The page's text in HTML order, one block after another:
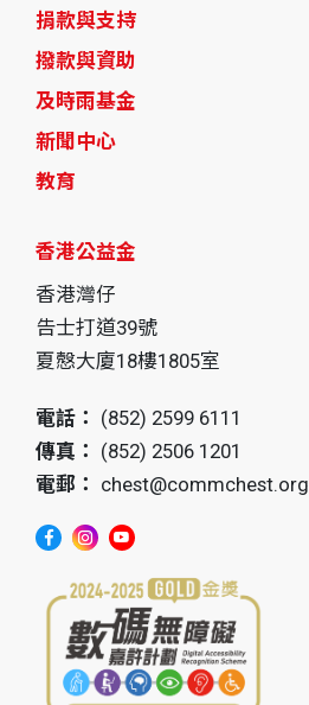
捐款與支持
撥款與資助
及時雨基金
新聞中心
教育
香港公益金
香港灣仔
告士打道39號
夏慤大廈18樓1805室
電話： (852) 2599 6111
傳真： (852) 2506 1201
電郵： chest@commchest.org